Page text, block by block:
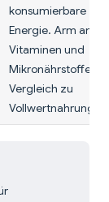
konsumierbare
Energie. Arm an
Vitaminen und
Mikronährstoffen
Vergleich zu
Vollwertnahrung.